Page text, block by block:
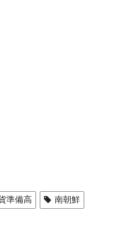
準備高
南朝鮮